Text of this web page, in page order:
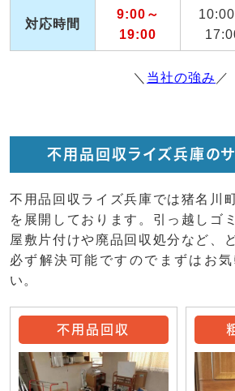
対応時間
9:00～
19:00
10:00
＼ 当社の強み ／
不用品回収ライズ兵庫の
不用品回収ライズ兵庫では猪名川
を展開しております。引っ越しゴ
屋敷片付けや廃品回収処分など、
必ず解決可能ですのでまずはお
い。
不用品回収